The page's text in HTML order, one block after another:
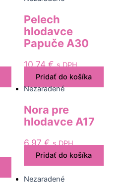
Pelech
hlodavce
Papuče A30
10,74€ s DPH
Pridať do košíka
Nezaradené
Nora pre
hlodavce A17
6,97€ s DPH
Pridať do košíka
Nezaradené